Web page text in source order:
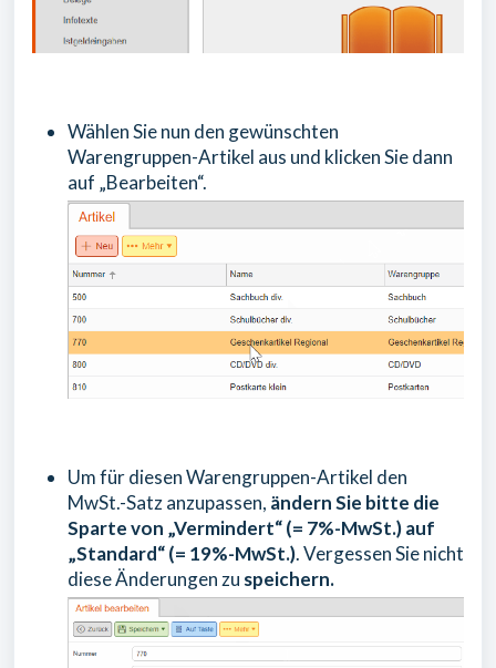
Wählen Sie nun den gewünschten
Warengruppen-Artikel aus und klicken Sie dann
auf „Bearbeiten“.
Um für diesen Warengruppen-Artikel den
MwSt.-Satz anzupassen, ändern Sie bitte die
Sparte von „Vermindert“ (= 7%-MwSt.) auf
„Standard“ (= 19%-MwSt.). Vergessen Sie nicht
diese Änderungen zu speichern.